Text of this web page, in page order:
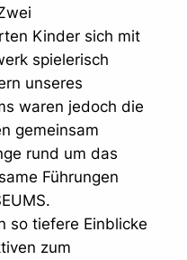
Kinder sich mit
spielerisch
unseres
waren jedoch die
gemeinsam
rund um das
Führungen
so tiefere Einblicke
zum